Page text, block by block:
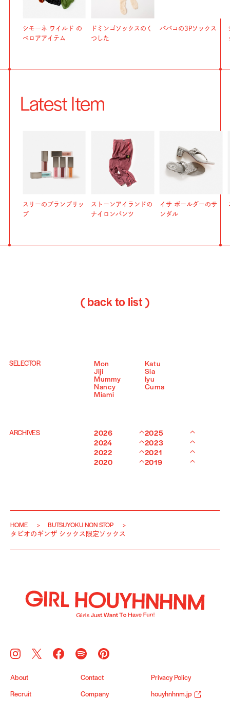
シモーネ ワイルド の
ベロアアイテム
ドミンゴソックスのく
つした
ババコの3Pソックス
Latest Item
スリーのプランプリッ
プ
ストーンアイランドの
ナイロンパンツ
イサ ボールダーのサ
ンダル
( back to list )
SELECTOR Mon
Katu
Jiji
Sia
Mummy
Iyu
Nancy
Cuma
Miami
ARCHIVES 2026
2025
2024
2023
2022
2021
2020
2019
HOME
BUTSUYOKU NON STOP
タビオのギンザ シックス限定ソックス
About Contact Privacy Policy
Recruit Company houyhnhnm.jp